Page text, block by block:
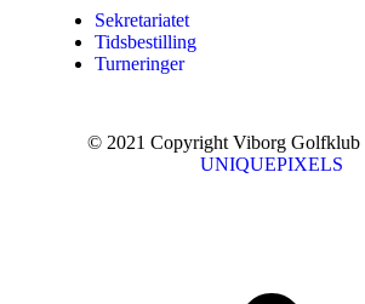
Sekretariatet
Tidsbestilling
Turneringer
© 2021 Copyright Viborg Golfklub
UNIQUEPIXELS